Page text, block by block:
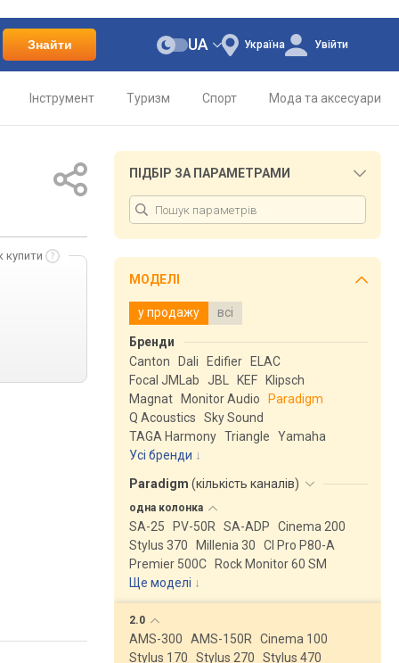
Знайти Україна
UA Увійти
Інструмент Туризм Спорт Мода та аксесуари
купити
ПІДБІР ЗА ПАРАМЕТРАМИ
МОДЕЛІ
у продажу всі
Бренди
Canton
Dali Edifier
ELAC
Focal JMLab
JBL KEF
Klipsch
Magnat
Monitor Audio
Paradigm
Q Acoustics
Sky Sound
TAGA Harmony Triangle
Yamaha
Усі бренди
Paradigm (кількість каналів)
одна колонка
SA-25 PV-50R SA-ADP
Cinema 200
Stylus 370
Millenia 30
CI Pro P80-A
Premier 500C
Rock Monitor 60 SM
Ще моделі ↓
2.0
AMS-300 AMS-150R
Cinema 100
Stylus 170
Stylus 270
Stylus 470